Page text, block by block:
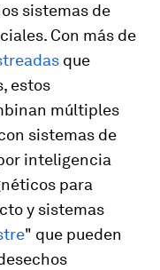
sistemas de
Con más de
que
estos
múltiples
sistemas de
inteligencia
para
y sistemas
" que pueden